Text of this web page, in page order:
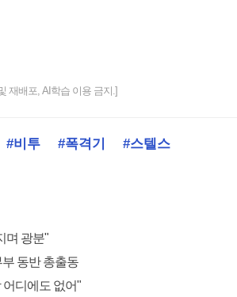
재배포, AI학습 이용 금지.]
#비투 #폭격기
#스텔스
며 광분"
동반 총출동
디에도 없어"